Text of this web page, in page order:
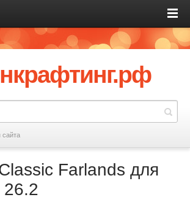
сайта
Farlands для
26.2